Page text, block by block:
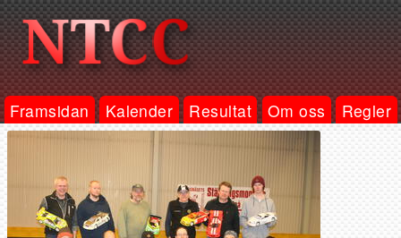
Framsidan Kalender Resultat Om oss Regler